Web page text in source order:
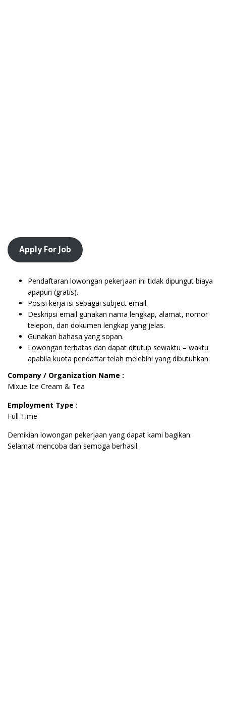
Apply For Job
Pendaftaran lowongan pekerjaan ini tidak dipungut biaya
apapun (gratis).
Posisi kerja isi sebagai subject email.
Deskripsi email gunakan nama lengkap, alamat, nomor
telepon, dan dokumen lengkap yang jelas.
Gunakan bahasa yang sopan.
Lowongan terbatas dan dapat ditutup sewaktu – waktu
apabila kuota pendaftar telah melebihi yang dibutuhkan.
Company / Organization Name :
Mixue Ice Cream & Tea
Employment Type :
Full Time
Demikian lowongan pekerjaan yang dapat kami bagikan.
Selamat mencoba dan semoga berhasil.